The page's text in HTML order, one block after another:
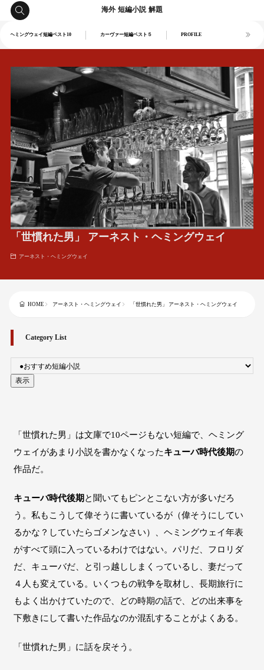
海外 短編小説 解題
ヘミングウェイ短編ベスト10 カーヴァー短編ベスト５ PROFILE
「世慣れた男」 アーネスト・ヘミングウェイ
アーネスト・ヘミングウェイ
HOME アーネスト・ヘミングウェイ 「世慣れた男」 アーネスト・ヘミングウェイ
Category List
「世慣れた男」は文庫で10ページもない短編で、ヘミング
ウェイがあまり小説を書かなくなったキューバ時代後期の
作品だ。
キューバ時代後期 と聞いてもピンとこない方が多いだろ
う。私もこうして偉そうに書いているが（偉そうにしてい
るかな？していたらゴメンなさい）、ヘミングウェイ年表
がすべて頭に入っているわけではない。パリだ、フロリダ
だ、キューバだ、と引っ越ししまくっているし、妻だって
４人も変えている。いくつもの戦争を取材し、長期旅行に
もよく出かけていたので、どの時期の話で、どの出来事を
下敷きにして書いた作品なのか混乱することがよくある。
「世慣れた男」に話を戻そう。